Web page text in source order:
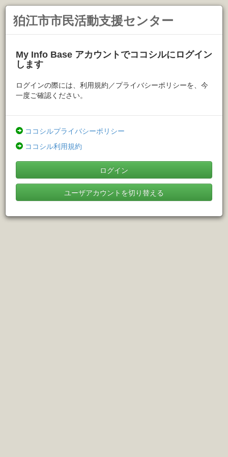
狛江市市民活動支援センター
My Info Base アカウントでココシルにログイン
します
ログインの際には、利用規約／プライバシーポリシーを、今
一度ご確認ください。
ココシルプライバシーポリシー
ココシル利用規約
ログイン
ユーザアカウントを切り替える